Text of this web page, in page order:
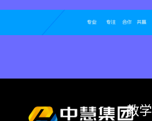
教学